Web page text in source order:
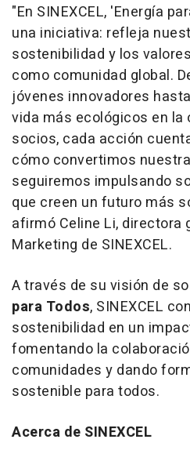
"En SINEXCEL, 'Energía
una iniciativa: refleja
sostenibilidad y los
como comunidad global.
jóvenes innovadores
vida más ecológicos en
socios, cada acción
cómo convertimos
seguiremos impulsando
que creen un futuro más
afirmó Celine Li, directora
Marketing de SINEXCEL.
A través de su visión de
para Todos, SINEXCEL
sostenibilidad en un
fomentando la
comunidades y dando
sostenible para todos.
Acerca de SINEXCEL